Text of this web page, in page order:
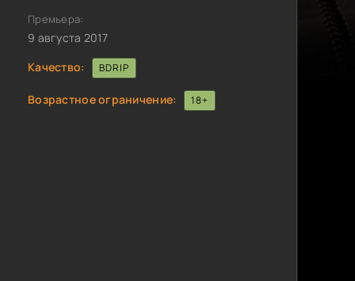
Премьера:
9 августа 2017
Качество:
BDRIP
Возрастное ограничение: 18+